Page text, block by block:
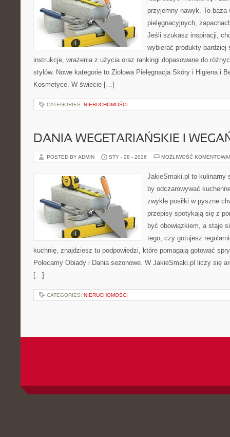
przyjemny nawyk. To baza
pielęgnacyjnych,
Jeśli szukasz inspiracji,
wybierać produkty bardziej
instrukcje, wrażenia z użycia oraz rankingi dopasowane do
stylów. Nowe kategorie to Ziołowa Pielęgnacja Skóry i Higiena i
Kosmetyce. W świecie […]
CATEGORIES: NIERUCHOMOŚCI
DANIA WEGETARIAŃSKIE I
POSTED BY ADMIN STY - 28 - 2026 MOŻLIWOŚĆ
JakieSmaki.pl to kulinarny
by odczarowywać
zwykłe posiłki w pyszne
przepisy spotykają się z
być obowiązkiem, a staje
tego, czy gotujesz
kuchnię, znajdziesz tu podpowiedzi, które pomagają gotować
Polecamy Obiady i Dania sezonowe. W JakieSmaki.pl liczy się
[…]
CATEGORIES: NIERUCHOMOŚCI